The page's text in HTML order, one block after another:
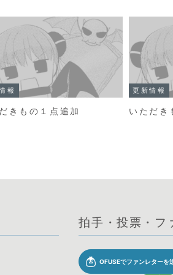
報
きもの１点追加
更新情報
いただき
拍手・投票・フ